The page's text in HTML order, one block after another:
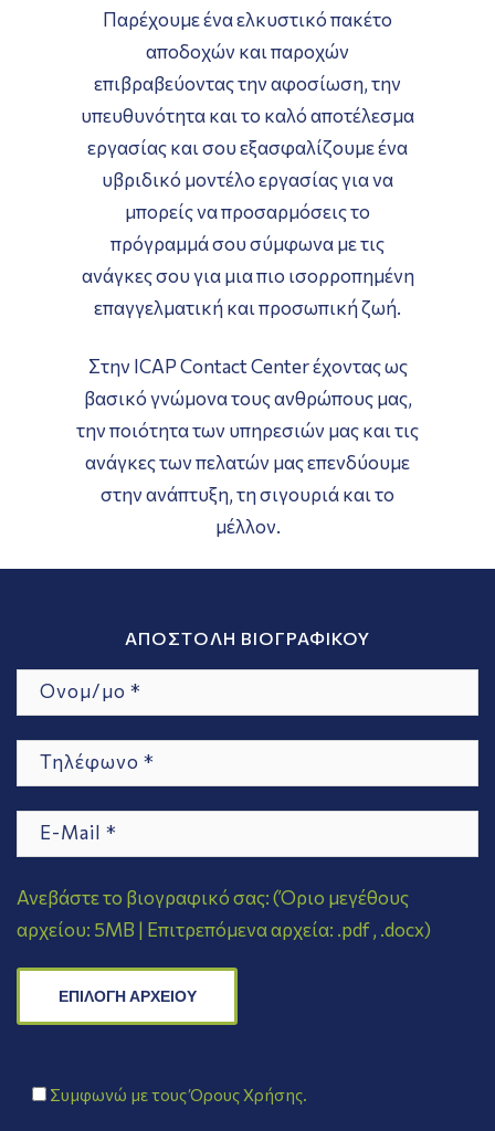
Παρέχουμε ένα ελκυστικό πακέτο
αποδοχών και παροχών
επιβραβεύοντας την αφοσίωση, την
υπευθυνότητα και το καλό αποτέλεσμα
εργασίας και σου εξασφαλίζουμε ένα
υβριδικό μοντέλο εργασίας για να
μπορείς να προσαρμόσεις το
πρόγραμμά σου σύμφωνα με τις
ανάγκες σου για μια πιο ισορροπημένη
επαγγελματική και προσωπική ζωή.
Στην ICAP Contact Center έχοντας ως
βασικό γνώμονα τους ανθρώπους μας,
την ποιότητα των υπηρεσιών μας και τις
ανάγκες των πελατών μας επενδύουμε
στην ανάπτυξη, τη σιγουριά και το
μέλλον.
ΑΠΟΣΤΟΛΗ ΒΙΟΓΡΑΦΙΚΟΥ
Ανεβάστε το βιογραφικό σας:(Όριο μεγέθους
αρχείου: 5MB | Επιτρεπόμενα αρχεία: .pdf , .docx)
ΕΠΙΛΟΓΗ ΑΡΧΕΙΟΥ
Συμφωνώ με τουςΌρους Χρήσης.